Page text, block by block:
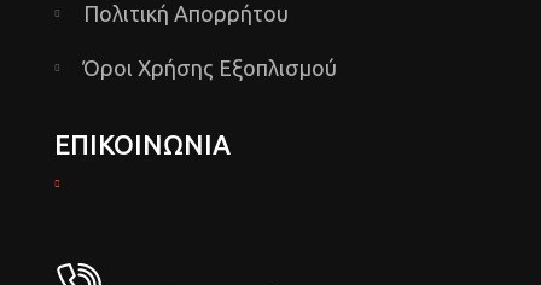
Πολιτική Απορρήτου
Όροι Χρήσης Εξοπλισμού
ΕΠΙΚΟΙΝΩΝΙΑ